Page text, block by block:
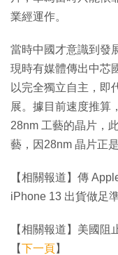
業經運作。
當時中國才意識到發
現時有媒體傳出中芯
以完全獨立自主，即
展。據目前速度推算
28nm 工藝的晶片，
藝，因28nm 晶片正
【相關報道】傳
iPhone 13 出貨做足
【相關報道】美國
【下一頁】